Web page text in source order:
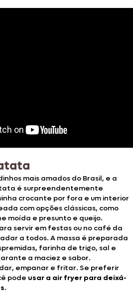
mais amados do Brasil, e a
é surpreendentemente
crocante por fora e um interior
com opções clássicas, como
moída e presunto e queijo.
servir em festas ou no café da
a todos. A massa é preparada
farinha de trigo, sal e
a maciez e sabor.
empanar e fritar. Se preferir
pode usar a air fryer para deixá-
.